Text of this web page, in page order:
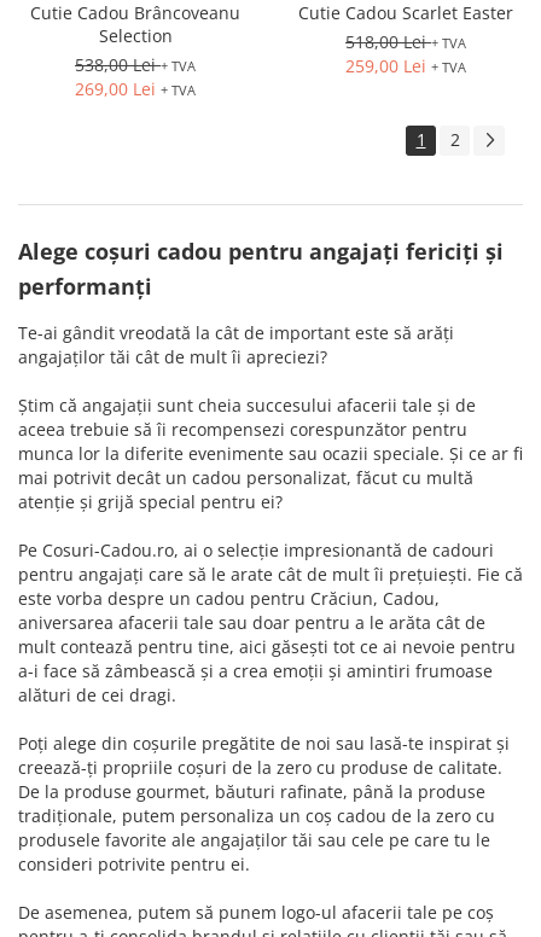
Cutie Cadou Brâncoveanu
Selection
538,00 Lei+ TVA
269,00 Lei + TVA
Cutie Cadou Scarlet Easter
518,00 Lei+ TVA
259,00 Lei + TVA
1 2
Alege coșuri cadou pentru angajați fericiți și
performanți
Te-ai gândit vreodată la cât de important este să arăți
angajaților tăi cât de mult îi apreciezi?
Știm că angajații sunt cheia succesului afacerii tale și de
aceea trebuie să îi recompensezi corespunzător pentru
munca lor la diferite evenimente sau ocazii speciale. Și ce ar fi
mai potrivit decât un cadou personalizat, făcut cu multă
atenție și grijă special pentru ei?
Pe Cosuri-Cadou.ro, ai o selecție impresionantă de cadouri
pentru angajați care să le arate cât de mult îi prețuiești. Fie că
este vorba despre un cadou pentru Crăciun, Cadou,
aniversarea afacerii tale sau doar pentru a le arăta cât de
mult contează pentru tine, aici găsești tot ce ai nevoie pentru
a-i face să zâmbească și a crea emoții și amintiri frumoase
alături de cei dragi.
Poți alege din coșurile pregătite de noi sau lasă-te inspirat și
creează-ți propriile coșuri de la zero cu produse de calitate.
De la produse gourmet, băuturi rafinate, până la produse
tradiționale, putem personaliza un coș cadou de la zero cu
produsele favorite ale angajaților tăi sau cele pe care tu le
consideri potrivite pentru ei.
De asemenea, putem să punem logo-ul afacerii tale pe coș